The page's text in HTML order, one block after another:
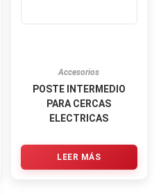
Accesorios
POSTE INTERMEDIO
PARA CERCAS
ELECTRICAS
LEER MÁS